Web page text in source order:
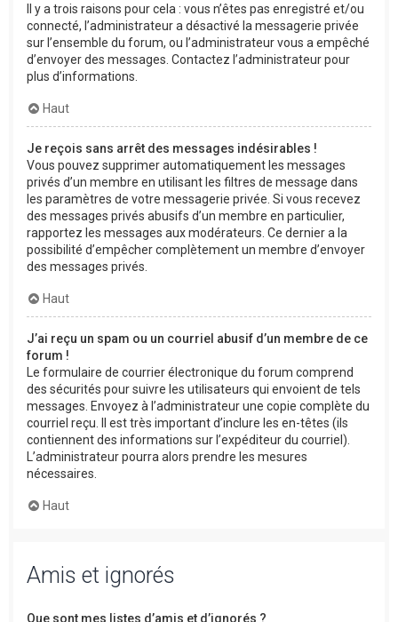
Il y a trois raisons pour cela : vous n’êtes pas enregistré et/ou
connecté, l’administrateur a désactivé la messagerie privée
sur l’ensemble du forum, ou l’administrateur vous a empêché
d’envoyer des messages. Contactez l’administrateur pour
plus d’informations.
Haut
Je reçois sans arrêt des messages indésirables !
Vous pouvez supprimer automatiquement les messages
privés d’un membre en utilisant les filtres de message dans
les paramètres de votre messagerie privée. Si vous recevez
des messages privés abusifs d’un membre en particulier,
rapportez les messages aux modérateurs. Ce dernier a la
possibilité d’empêcher complètement un membre d’envoyer
des messages privés.
Haut
J’ai reçu un spam ou un courriel abusif d’un membre de ce
forum !
Le formulaire de courrier électronique du forum comprend
des sécurités pour suivre les utilisateurs qui envoient de tels
messages. Envoyez à l’administrateur une copie complète du
courriel reçu. Il est très important d’inclure les en-têtes (ils
contiennent des informations sur l’expéditeur du courriel).
L’administrateur pourra alors prendre les mesures
nécessaires.
Haut
Amis et ignorés
Que sont mes listes d’amis et d’ignorés ?